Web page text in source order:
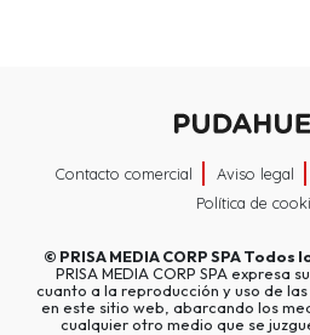
Contacto comercial Aviso legal
Política de
© PRISA MEDIA CORP SPATodos
PRISA MEDIA CORP SPA expresa
cuanto a la reproducción y uso de
en este sitio web, abarcando los
cualquier otro medio que se